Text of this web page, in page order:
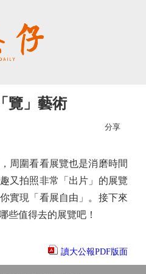
覽」藝術
分享
圍看看展覽也是消磨時間
又拍照非常「出片」的展覽
實現「看展自由」。接下來
些值得去的展覽吧！
讀大公報PDF版面